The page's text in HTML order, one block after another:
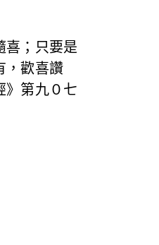
喜；只要是
，歡喜讚
》第九０七